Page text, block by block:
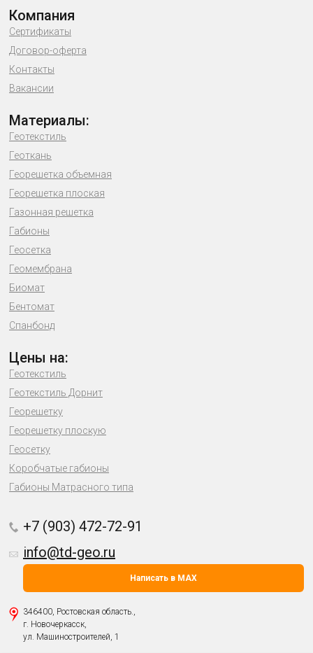
Компания
Сертификаты
Договор-оферта
Контакты
Вакансии
Материалы:
Геотекстиль
Геоткань
Георешетка объемная
Георешетка плоская
Газонная решетка
Габионы
Геосетка
Геомембрана
Биомат
Бентомат
Спанбонд
Цены на:
Геотекстиль
Геотекстиль Дорнит
Георешетку
Георешетку плоскую
Геосетку
Коробчатые габионы
Габионы Матрасного типа
+7 (903) 472-72-91
info@td-geo.ru
Написать в MAX
346400, Ростовская область.,
г. Новочеркасск,
ул. Машиностроителей, 1